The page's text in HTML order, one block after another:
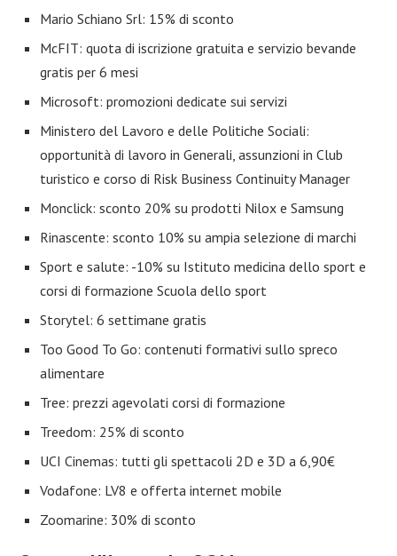
Mario Schiano Srl: 15% di sconto
McFIT: quota di iscrizione gratuita e servizio bevande
gratis per 6 mesi
Microsoft: promozioni dedicate sui servizi
Ministero del Lavoro e delle Politiche Sociali:
opportunità di lavoro in Generali, assunzioni in Club
turistico e corso di Risk Business Continuity Manager
Monclick: sconto 20% su prodotti Nilox e Samsung
Rinascente: sconto 10% su ampia selezione di marchi
Sport e salute: -10% su Istituto medicina dello sport e
corsi di formazione Scuola dello sport
Storytel: 6 settimane gratis
Too Good To Go: contenuti formativi sullo spreco
alimentare
Tree: prezzi agevolati corsi di formazione
Treedom: 25% di sconto
UCI Cinemas: tutti gli spettacoli 2D e 3D a 6,90€
Vodafone: LV8 e offerta internet mobile
Zoomarine: 30% di sconto